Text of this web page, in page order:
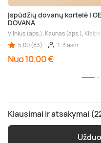
Įspūdžių dovanų kortelė |
DOVANA
Vilnius (aps.), Kaunas (aps.),
5,00 (83)
1-3 asm.
Nuo 10,00 €
Klausimai ir atsakymai